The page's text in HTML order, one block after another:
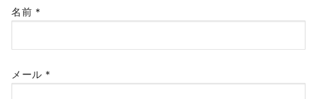
名前 *
メール *